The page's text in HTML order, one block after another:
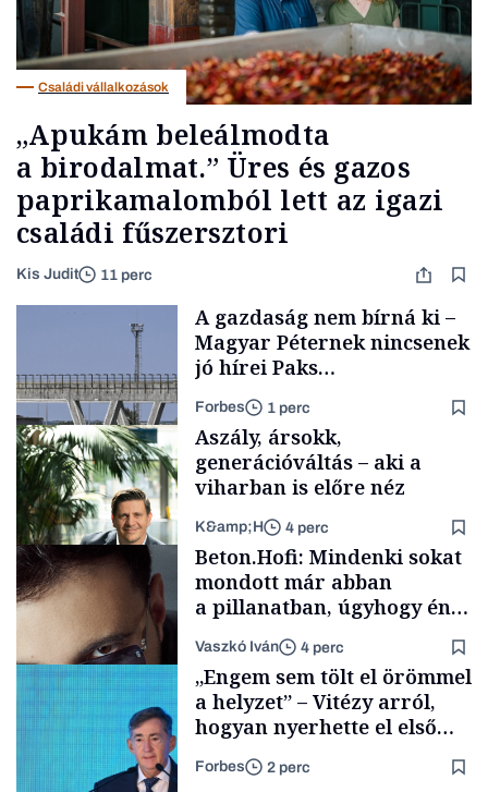
Családi vállalkozások
„Apukám beleálmodta
a birodalmat.” Üres és gazos
paprikamalomból lett az igazi
családi fűszersztori
Kis Judit 11 perc
Energia
A gazdaság nem bírná ki –
Magyar Péternek nincsenek
jó hírei Paks
újraindításáról
Forbes 1 perc
TÁMOGATÓI
TARTALOM
Aszály, ársokk,
generációváltás – aki a
viharban is előre néz
K&amp;H 4 perc
Forbes-sztori
Beton.Hofi: Mindenki sokat
mondott már abban
a pillanatban, úgyhogy én
a legsarkosabb
gondolataimat akartam
kimondani
Vaszkó Iván 4 perc
„Engem sem tölt el örömmel
a helyzet” – Vitézy arról,
hogyan nyerhette el első
tenderét Mészárosék cége a
Tisza-kormány alatt
Forbes 2 perc